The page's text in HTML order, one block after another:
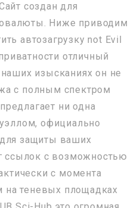
создан для
Ниже приводим
автозагрузку not Evil
отличный
изысканиях он не
с полным спектром
ни одна
официально
защиты ваших
ссылок с возможностью
с момента
на теневых площадках